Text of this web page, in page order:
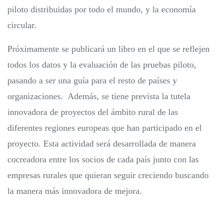
piloto distribuidas por todo el mundo, y la economía
circular.
Próximamente se publicará un libro en el que se reflejen
todos los datos y la evaluación de las pruebas piloto,
pasando a ser una guía para el resto de países y
organizaciones. Además, se tiene prevista la tutela
innovadora de proyectos del ámbito rural de las
diferentes regiones europeas que han participado en el
proyecto. Esta actividad será desarrollada de manera
cocreadora entre los socios de cada país junto con las
empresas rurales que quieran seguir creciendo buscando
la manera más innovadora de mejora.